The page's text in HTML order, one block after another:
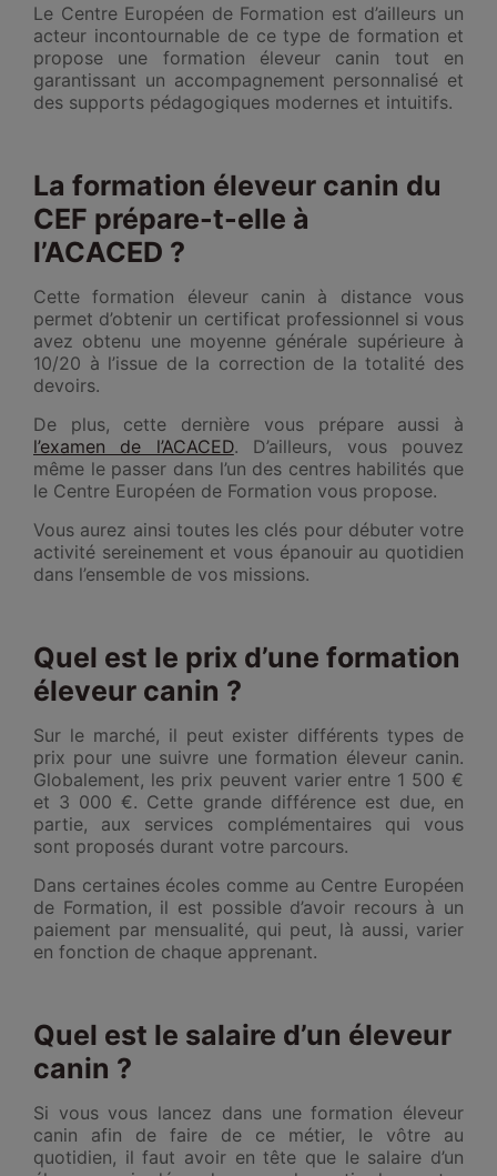
Le Centre Européen de Formation est d’ailleurs un
acteur incontournable de ce type de formation et
propose une formation éleveur canin tout en
garantissant un accompagnement personnalisé et
des supports pédagogiques modernes et intuitifs.
La formation éleveur canin du
CEF prépare-t-elle à
l’ACACED ?
Cette formation éleveur canin à distance vous
permet d’obtenir un certificat professionnel si vous
avez obtenu une moyenne générale supérieure à
10/20 à l’issue de la correction de la totalité des
devoirs.
De plus, cette dernière vous prépare aussi à
l’examen de l’ACACED. D’ailleurs, vous pouvez
même le passer dans l’un des centres habilités que
le Centre Européen de Formation vous propose.
Vous aurez ainsi toutes les clés pour débuter votre
activité sereinement et vous épanouir au quotidien
dans l’ensemble de vos missions.
Quel est le prix d’une formation
éleveur canin ?
Sur le marché, il peut exister différents types de
prix pour une suivre une formation éleveur canin.
Globalement, les prix peuvent varier entre 1 500 €
et 3 000 €. Cette grande différence est due, en
partie, aux services complémentaires qui vous
sont proposés durant votre parcours.
Dans certaines écoles comme au Centre Européen
de Formation, il est possible d’avoir recours à un
paiement par mensualité, qui peut, là aussi, varier
en fonction de chaque apprenant.
Quel est le salaire d’un éleveur
canin ?
Si vous vous lancez dans une formation éleveur
canin afin de faire de ce métier, le vôtre au
quotidien, il faut avoir en tête que le salaire d’un